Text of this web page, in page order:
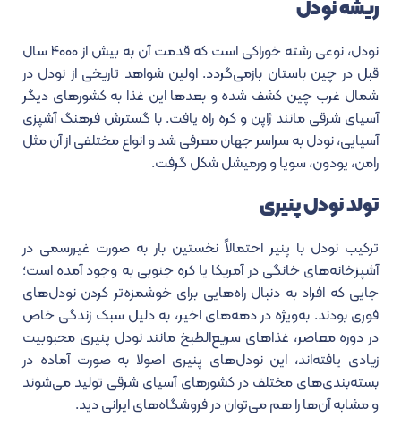
ریشه نودل
نودل، نوعی رشته خوراکی است که قدمت آن به بیش از ۴۰۰۰ سال
قبل در چین باستان بازمی‌گردد. اولین شواهد تاریخی از نودل در
شمال غرب چین کشف شده و بعدها این غذا به کشورهای دیگر
آسیای شرقی مانند ژاپن و کره راه یافت. با گسترش فرهنگ آشپزی
آسیایی، نودل به سراسر جهان معرفی شد و انواع مختلفی از آن مثل
رامن، یودون، سویا و ورمیشل شکل گرفت.
تولد نودل پنیری
ترکیب نودل با پنیر احتمالاً نخستین بار به صورت غیررسمی در
آشپزخانه‌های خانگی در آمریکا یا کره جنوبی به وجود آمده است؛
جایی که افراد به دنبال راه‌هایی برای خوشمزه‌تر کردن نودل‌های
فوری بودند. به‌ویژه در دهه‌های اخیر، به دلیل سبک زندگی خاص
در دوره معاصر، غذاهای سریع‌الطبخ مانند نودل پنیری محبوبیت
زیادی یافته‌اند، این نودل‌های پنیری اصولا به صورت آماده در
بسته‌بندی‌های مختلف در کشورهای آسیای شرقی تولید می‌شوند
و مشابه آن‌ها را هم می‌توان در فروشگاه‌های ایرانی دید.